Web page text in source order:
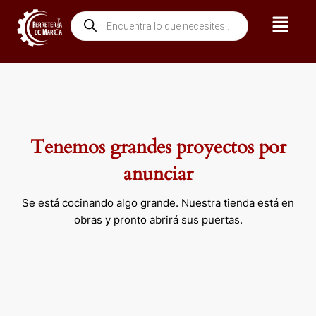
contenido
Búsqueda
de
productos
Menú
Tenemos grandes proyectos por
anunciar
Se está cocinando algo grande. Nuestra tienda está en
obras y pronto abrirá sus puertas.